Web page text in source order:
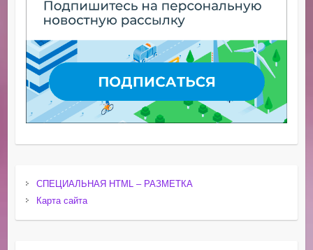
СПЕЦИАЛЬНАЯ HTML – РАЗМЕТКА
Карта сайта